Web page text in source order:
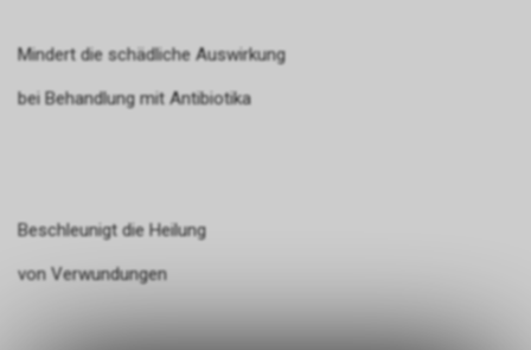
Mindert die schädliche Auswirkung
bei Behandlung mit Antibiotika
Beschleunigt die Heilung
von Verwundungen